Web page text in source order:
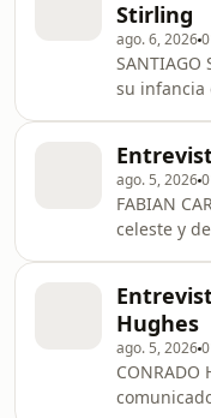
Carrasco".
con lujo de
hecho de
Dictadura.
por qué
el Uruguay
Stirling
ago. 6, 2026
SANTIAGO
su infancia
los 14
marihuana,
luego
apoderó
peor vicio.
todo, de
infierno? ¿Cómo viviendo en el
infierno
ago. 5, 2026
FABIAN
celeste y
celestes y
Mundial
perdió con
la sub 20
del
Hughes
ago. 5, 2026
CONRADO